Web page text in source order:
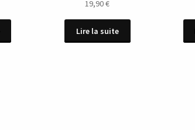
19,90€
Lire la suite